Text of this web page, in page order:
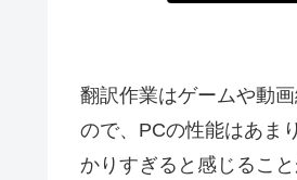
翻訳作業はゲームや動
ので、PCの性能はあま
かりすぎると感じるこ